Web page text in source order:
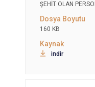
ŞEHİT OLAN
160 KB
indir